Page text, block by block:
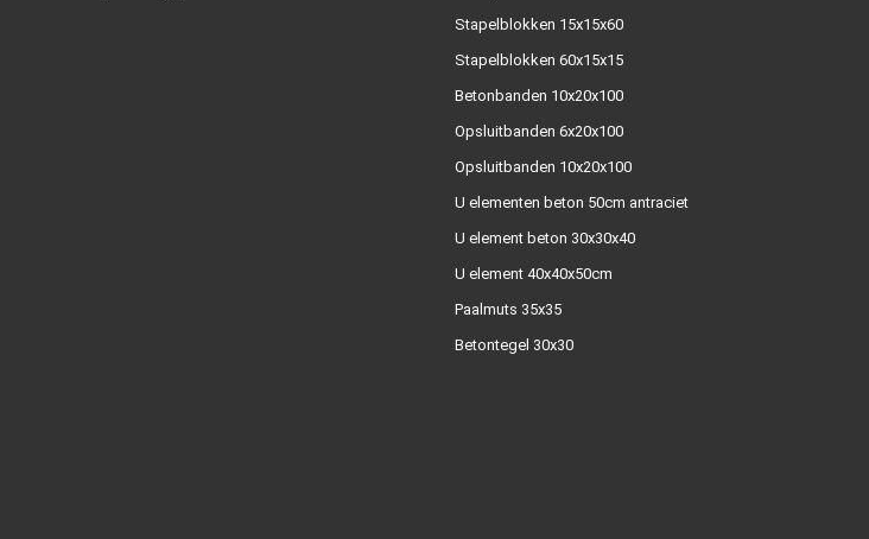
Stapelblokken 15x15x60
Stapelblokken 60x15x15
Betonbanden 10x20x100
Opsluitbanden 6x20x100
Opsluitbanden 10x20x100
U elementen beton 50cm antraciet
U element beton 30x30x40
U element 40x40x50cm
Paalmuts 35x35
Betontegel 30x30